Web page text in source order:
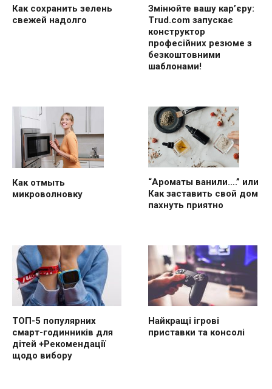
Как сохранить зелень
свежей надолго
Змінюйте вашу кар’єру:
Trud.com запускає
конструктор
професійних резюме з
безкоштовними
шаблонами!
Как отмыть
микроволновку
“Ароматы ванили….” или
Как заставить свой дом
пахнуть приятно
ТОП-5 популярних
смарт-годинників для
дітей +Рекомендації
щодо вибору
Найкращі ігрові
приставки та консолі